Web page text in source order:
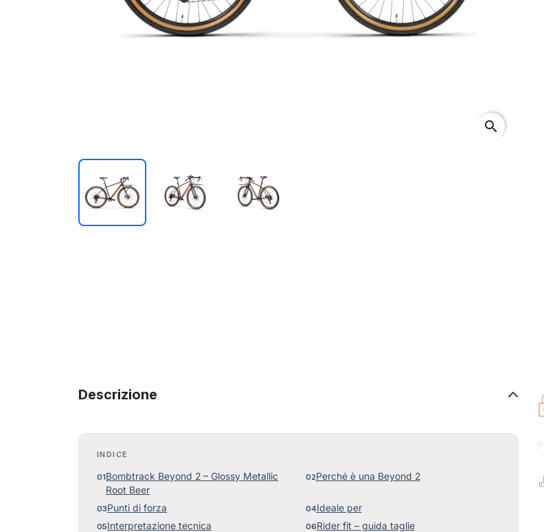
search
Descrizione
INDICE
Bombtrack Beyond 2 – Glossy Metallic
Root Beer
Perché è una Beyond 2
Punti di forza
Ideale per
Interpretazione tecnica
Rider fit – guida taglie